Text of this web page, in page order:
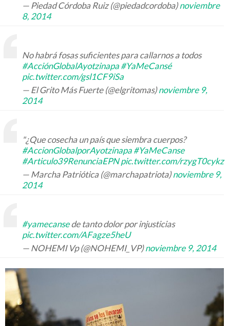
— Piedad Córdoba Ruiz (@piedadcordoba)noviembre
8, 2014
No habrá fosas suficientes para callarnos a todos
#AcciónGlobalAyotzinapa #YaMeCansé
pic.twitter.com/gsl1CF9iSa
— El Grito Más Fuerte (@elgritomas)noviembre 9,
2014
"¿Que cosecha un país que siembra cuerpos?
#AccionGlobalporAyotzinapa #YaMeCanse
#Articulo39RenunciaEPN pic.twitter.com/rzygT0cykz
— Marcha Patriótica (@marchapatriota)noviembre 9,
2014
#yamecansede tanto dolor por injusticias
pic.twitter.com/AFagze5heU
— NOHEMI Vp (@NOHEMI_VP)noviembre 9, 2014